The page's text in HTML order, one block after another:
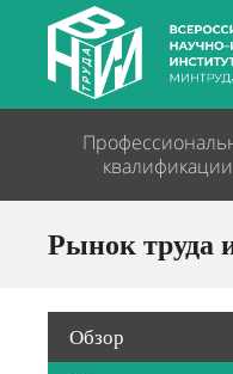
квалификации
Рынок труда
Обзор